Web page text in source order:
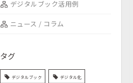
デジタルブック活用例
ニュース / コラム
タグ
デジタルブック デジタル化